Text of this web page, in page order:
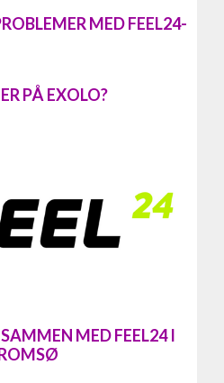
MED FEEL24-
PÅ EXOLO?
MED FEEL24 I